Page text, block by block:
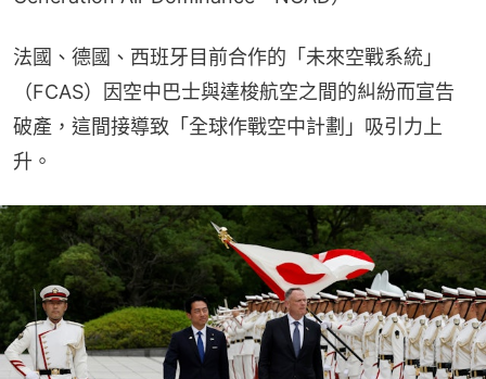
法國、德國、西班牙目前合作的「未來空戰系統」
（FCAS）因空中巴士與達梭航空之間的糾紛而宣告
破產，這間接導致「全球作戰空中計劃」吸引力上
升。